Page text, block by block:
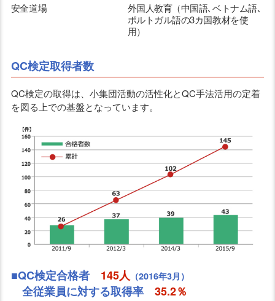
安全道場
外国人教育（中国語､ベトナム語､
ポルトガル語の3カ国教材を使
用）
QC検定取得者数
QC検定の取得は、小集団活動の活性化とQC手法活用の定着
を図る上での基盤となっています。
■QC検定合格者 145人 （2016年3月）
全従業員に対する取得率 35.2％